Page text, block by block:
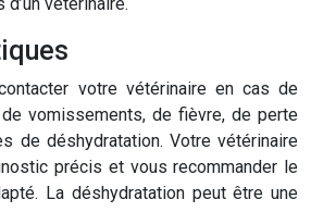
votre vétérinaire en cas de
vomissements, de fièvre, de perte
de déshydratation. Votre vétérinaire
précis et vous recommander le
La déshydratation peut être une